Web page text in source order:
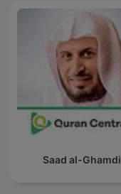
Saad al-Ghamdi